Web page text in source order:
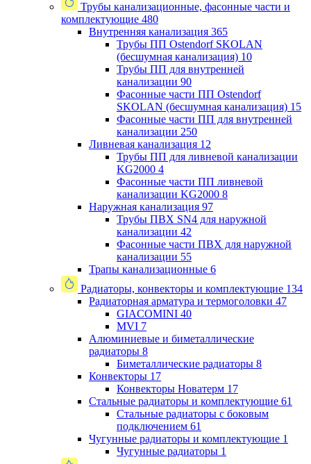
Трубы канализационные, фасонные части и
комплектующие 480
Внутренняя канализация 365
Трубы ПП Ostendorf SKOLAN
(бесшумная канализация) 10
Трубы ПП для внутренней
канализации 90
Фасонные части ПП Ostendorf
SKOLAN (бесшумная канализация) 15
Фасонные части ПП для внутренней
канализации 250
Ливневая канализация 12
Трубы ПП для ливневой канализации
KG2000 4
Фасонные части ПП ливневой
канализации KG2000 8
Наружная канализация 97
Трубы ПВХ SN4 для наружной
канализации 42
Фасонные части ПВХ для наружной
канализации 55
Трапы канализационные 6
Радиаторы, конвекторы и комплектующие 134
Радиаторная арматура и термоголовки 47
GIACOMINI 40
MVI 7
Алюминиевые и биметаллические
радиаторы 8
Биметаллические радиаторы 8
Конвекторы 17
Конвекторы Новатерм 17
Стальные радиаторы и комплектующие 61
Стальные радиаторы с боковым
подключением 61
Чугунные радиаторы и комплектующие 1
Чугунные радиаторы 1